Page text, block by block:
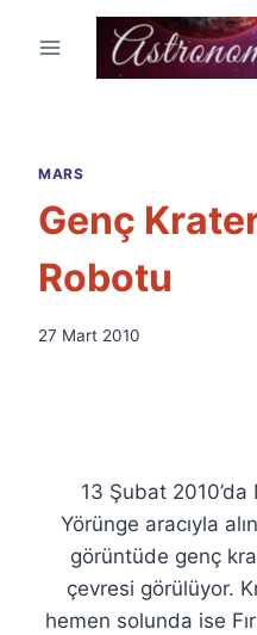
MARS
Genç
Robotu
By
27 Mart 2010
13 Şubat 2010’da
Yörünge aracıyla
görüntüde genç
çevresi görülüyor.
hemen solunda ise